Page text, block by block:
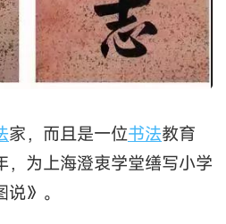
家，而且是一位书法教育
，为上海澄衷学堂缮写小学
》。